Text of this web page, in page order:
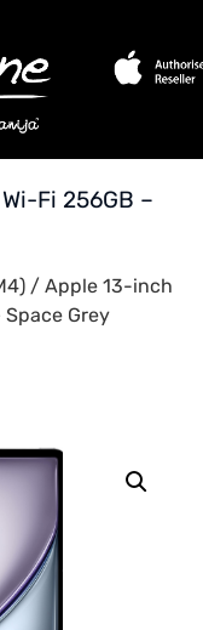
Fi 256GB –
/ Apple 13-inch
Space Grey